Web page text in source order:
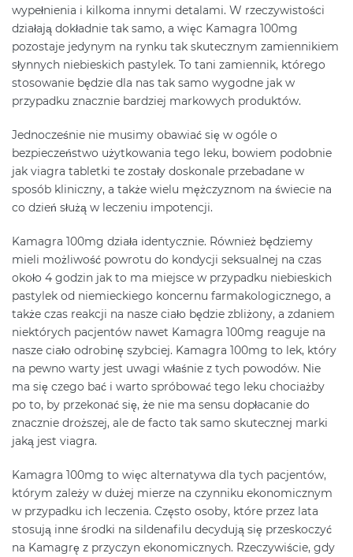
wypełnienia i kilkoma innymi detalami. W rzeczywistości
działają dokładnie tak samo, a więc Kamagra 100mg
pozostaje jedynym na rynku tak skutecznym zamiennikiem
słynnych niebieskich pastylek. To tani zamiennik, którego
stosowanie będzie dla nas tak samo wygodne jak w
przypadku znacznie bardziej markowych produktów.
Jednocześnie nie musimy obawiać się w ogóle o
bezpieczeństwo użytkowania tego leku, bowiem podobnie
jak viagra tabletki te zostały doskonale przebadane w
sposób kliniczny, a także wielu mężczyznom na świecie na
co dzień służą w leczeniu impotencji.
Kamagra 100mg działa identycznie. Również będziemy
mieli możliwość powrotu do kondycji seksualnej na czas
około 4 godzin jak to ma miejsce w przypadku niebieskich
pastylek od niemieckiego koncernu farmakologicznego, a
także czas reakcji na nasze ciało będzie zbliżony, a zdaniem
niektórych pacjentów nawet Kamagra 100mg reaguje na
nasze ciało odrobinę szybciej. Kamagra 100mg to lek, który
na pewno warty jest uwagi właśnie z tych powodów. Nie
ma się czego bać i warto spróbować tego leku chociażby
po to, by przekonać się, że nie ma sensu dopłacanie do
znacznie droższej, ale de facto tak samo skutecznej marki
jaką jest viagra.
Kamagra 100mg to więc alternatywa dla tych pacjentów,
którym zależy w dużej mierze na czynniku ekonomicznym
w przypadku ich leczenia. Często osoby, które przez lata
stosują inne środki na sildenafilu decydują się przeskoczyć
na Kamagrę z przyczyn ekonomicznych. Rzeczywiście, gdy